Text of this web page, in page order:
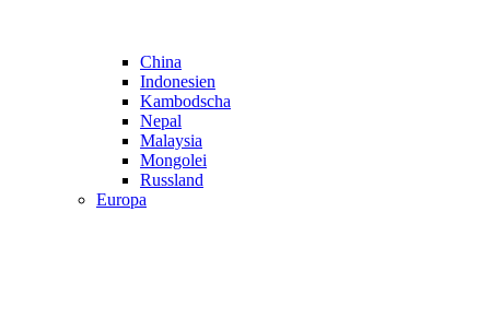
China
Indonesien
Kambodscha
Nepal
Malaysia
Mongolei
Russland
Europa